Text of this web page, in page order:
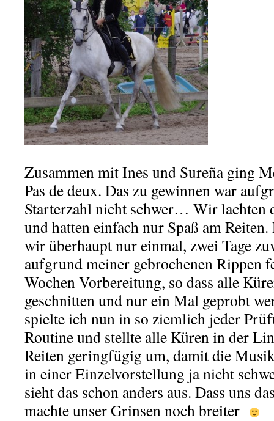
Zusammen mit Ines und Sureña ging
Pas de deux. Das zu gewinnen war
Starterzahl nicht schwer… Wir lachten
und hatten einfach nur Spaß am Reiten.
wir überhaupt nur einmal, zwei Tage
aufgrund meiner gebrochenen Rippen
Wochen Vorbereitung, so dass alle
geschnitten und nur ein Mal geprobt
spielte ich nun in so ziemlich jeder
Routine und stellte alle Küren in der
Reiten geringfügig um, damit die
in einer Einzelvorstellung ja nicht
sieht das schon anders aus. Dass uns
machte unser Grinsen noch breiter